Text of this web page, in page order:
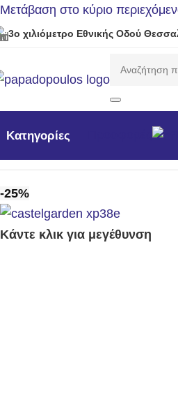
Μετάβαση στο κύριο
3ο χιλιόμετρο Εθνικής Οδού
Κατηγορίες
-25%
Κάντε κλικ για μεγέθυνση